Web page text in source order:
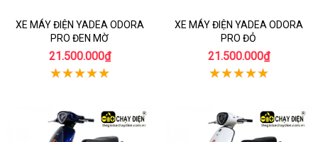
XE MÁY ĐIỆN YADEA ODORA
PRO ĐEN MỜ
21.500.000₫
XE MÁY ĐIỆN YADEA ODORA
PRO ĐỎ
21.500.000₫